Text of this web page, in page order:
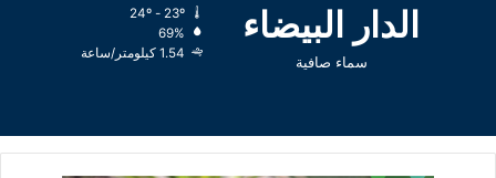
الدار البيضاء
سماء صافية
69%
1.54 كيلومتر/ساعة